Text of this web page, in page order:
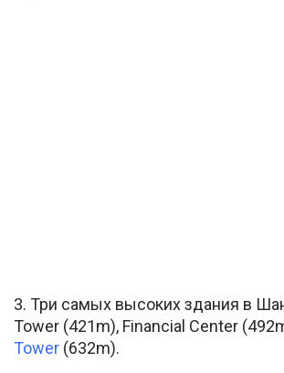
3. Три самых высоких здания в
Tower (421m), Financial Center
Tower (632m).